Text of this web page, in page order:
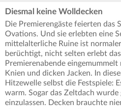
Diesmal keine Wolldecken
Die Premierengäste feierten das
Ovations. Und sie erlebten eine
mittelalterliche Ruine ist
berüchtigt, nicht selten erlebt
Premierenabende
Knien und dicken Jacken. In
Hitzewelle selbst die Festspiele:
warm. Sogar das Zeltdach
einzulassen. Decken brauchte